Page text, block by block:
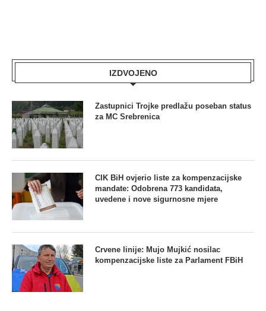
IZDVOJENO
Zastupnici Trojke predlažu poseban status
za MC Srebrenica
CIK BiH ovjerio liste za kompenzacijske
mandate: Odobrena 773 kandidata,
uvedene i nove sigurnosne mjere
Crvene linije: Mujo Mujkić nosilac
kompenzacijske liste za Parlament FBiH